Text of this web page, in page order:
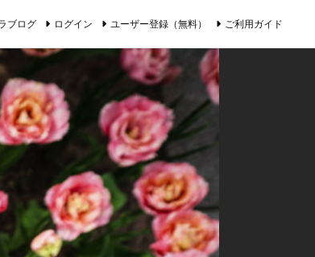
ブログ ログイン ユーザー登録（無料） ご利用ガイド